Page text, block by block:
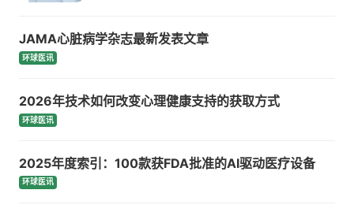
JAMA心脏病学杂志最新发表文章
环球医讯
2026年技术如何改变心理健康支持的获取方式
环球医讯
2025年度索引：100款获FDA批准的AI驱动医疗设备
环球医讯